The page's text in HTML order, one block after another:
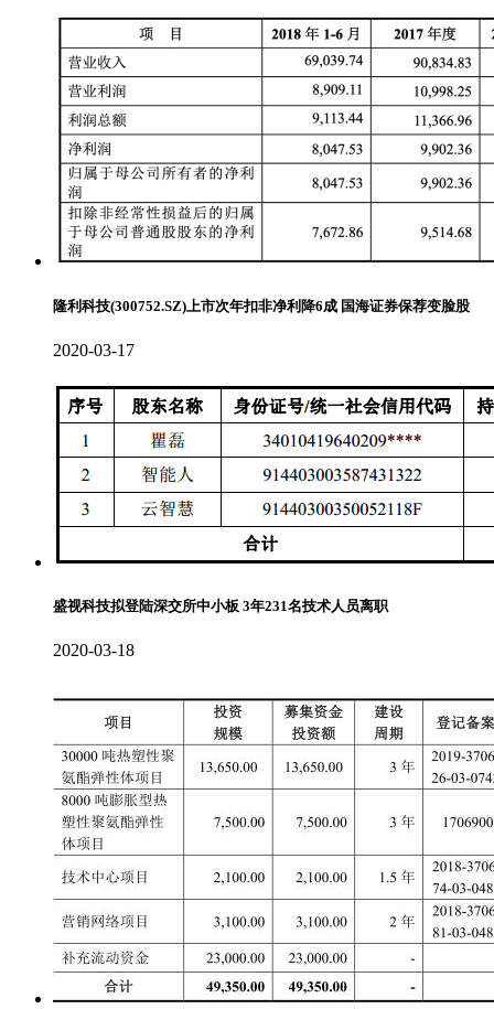
隆利科技(300752.SZ)上市次年扣非净利降6成 国海证券保荐变脸股
2020-03-17
盛视科技拟登陆深交所中小板 3年231名技术人员离职
2020-03-18